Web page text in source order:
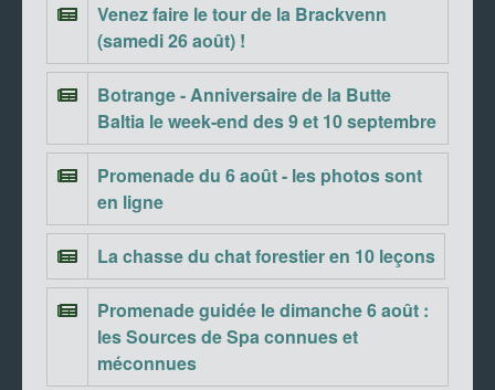
Venez faire le tour de la Brackvenn
(samedi 26 août) !
Botrange - Anniversaire de la Butte
Baltia le week-end des 9 et 10 septembre
Promenade du 6 août - les photos sont
en ligne
La chasse du chat forestier en 10 leçons
Promenade guidée le dimanche 6 août :
les Sources de Spa connues et
méconnues